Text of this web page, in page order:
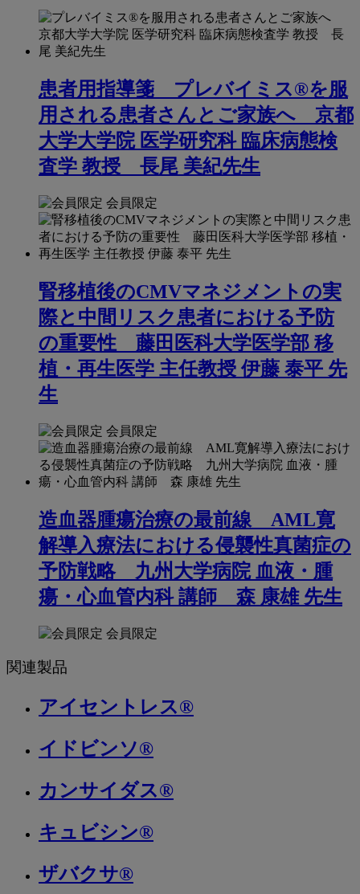
患者用指導箋 プレバイミス®を服
用される患者さんとご家族へ 京都
大学大学院 医学研究科 臨床病態検
査学 教授 長尾 美紀先生
会員限定
腎移植後のCMVマネジメントの実
際と中間リスク患者における予防
の重要性 藤田医科大学医学部 移
植・再生医学 主任教授 伊藤 泰平 先
生
会員限定
造血器腫瘍治療の最前線 AML寛
解導入療法における侵襲性真菌症の
予防戦略 九州大学病院 血液・腫
瘍・心血管内科 講師 森 康雄 先生
会員限定
関連製品
アイセントレス®
イドビンソ®
カンサイダス®
キュビシン®
ザバクサ®